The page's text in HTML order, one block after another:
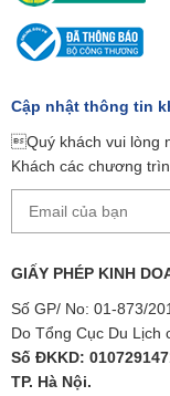
Cập nhật thông tin
Quý khách vui lòng
Khách các chương
GIẤY PHÉP KINH
Số GP/ No: 01-873/
Do Tổng Cục Du Lịch
Số ĐKKD:
TP. Hà Nội.